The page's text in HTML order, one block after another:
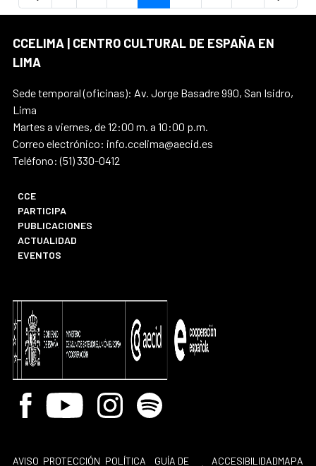
CCELIMA | CENTRO CULTURAL DE ESPAÑA EN
LIMA
Sede temporal (oficinas): Av. Jorge Basadre 990, San Isidro,
Lima
Martes a viernes, de 12:00 m. a 10:00 p.m.
Correo electrónico: info.ccelima@aecid.es
Teléfono: (51) 330-0412
CCE
PARTICIPA
PUBLICACIONES
ACTUALIDAD
EVENTOS
Facebook
Youtube InstagramSpotify
AVISO PROTECCIÓN POLÍTICA
GUÍA DE
ACCESIBILIDADMAPA